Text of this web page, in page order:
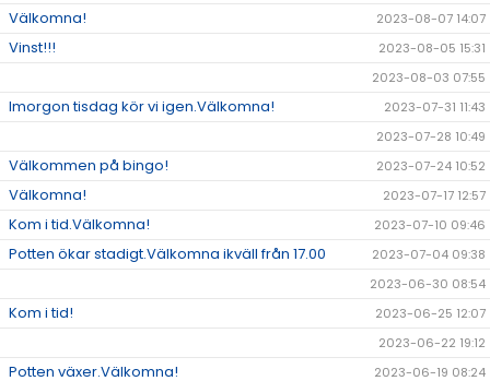
Välkomna! 2023-08-07 14:07
Vinst!!!
2023-08-05 15:31
2023-08-03 07:55
Imorgon tisdag kör vi igen.Välkomna!
2023-07-31 11:43
2023-07-28 10:49
Välkommen på bingo! 2023-07-24 10:52
Välkomna! 2023-07-17 12:57
Kom i tid.Välkomna! 2023-07-10 09:46
Potten ökar stadigt.Välkomna ikväll från 17.00
2023-07-04 09:38
2023-06-30 08:54
Kom i tid!
2023-06-25 12:07
2023-06-22 19:12
Potten växer.Välkomna! 2023-06-19 08:24